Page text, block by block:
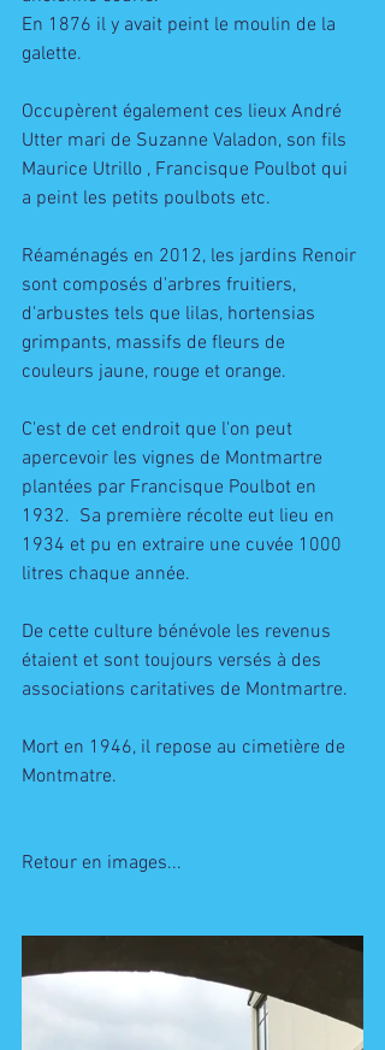
En 1876 il y avait peint le moulin de la
galette.
Occupèrent également ces lieux André
Utter mari de Suzanne Valadon, son fils
Maurice Utrillo , Francisque Poulbot qui
a peint les petits poulbots etc.
Réaménagés en 2012, les jardins Renoir
sont composés d'arbres fruitiers,
d'arbustes tels que lilas, hortensias
grimpants, massifs de fleurs de
couleurs jaune, rouge et orange.
C'est de cet endroit que l'on peut
apercevoir les vignes de Montmartre
plantées par Francisque Poulbot en
1932.  Sa première récolte eut lieu en
1934 et pu en extraire une cuvée 1000
litres chaque année.
De cette culture bénévole les revenus
étaient et sont toujours versés à des
associations caritatives de Montmartre.
Mort en 1946, il repose au cimetière de
Montmatre.
Retour en images...